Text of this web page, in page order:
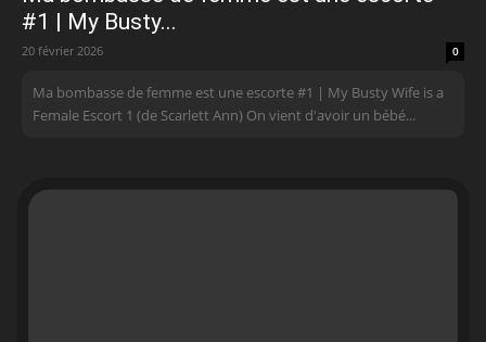
#1 | My Busty...
20 février 2026 0
Ma bombasse de femme est une escorte #1 | My Busty Wife is a
Female Escort 1 (de Scarlett Ann) On vient d'avoir un bébé...